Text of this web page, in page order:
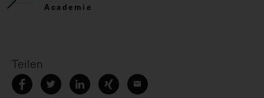
Academie
Teilen